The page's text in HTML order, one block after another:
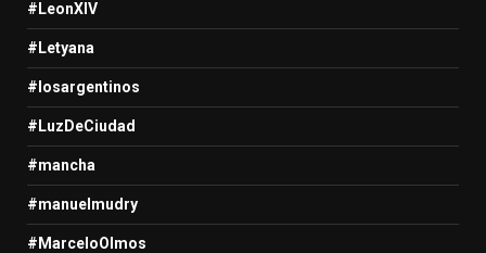
#LeonXIV
#Letyana
#losargentinos
#LuzDeCiudad
#mancha
#manuelmudry
#MarceloOlmos